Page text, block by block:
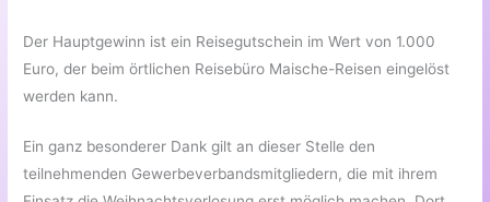
Der Hauptgewinn ist ein Reisegutschein im Wert von 1.000
Euro, der beim örtlichen Reisebüro Maische-Reisen eingelöst
werden kann.
Ein ganz besonderer Dank gilt an dieser Stelle den
teilnehmenden Gewerbeverbandsmitgliedern, die mit ihrem